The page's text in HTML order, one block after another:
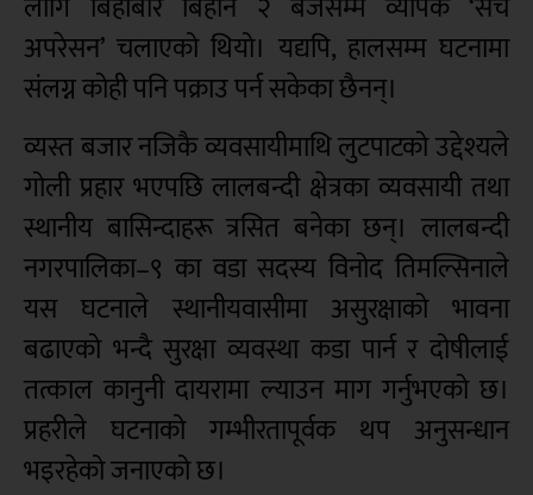
अपरेसन’ चलाएको थियो। यद्यपि, हालसम्म घटनामा
संलग्न कोही पनि पक्राउ पर्न सकेका छैनन्।
व्यस्त बजार नजिकै व्यवसायीमाथि लुटपाटको उद्देश्यले
गोली प्रहार भएपछि लालबन्दी क्षेत्रका व्यवसायी तथा
स्थानीय बासिन्दाहरू त्रसित बनेका छन्। लालबन्दी
नगरपालिका–९ का वडा सदस्य विनोद तिमल्सिनाले
यस घटनाले स्थानीयवासीमा असुरक्षाको भावना
बढाएको भन्दै सुरक्षा व्यवस्था कडा पार्न र दोषीलाई
तत्काल कानुनी दायरामा ल्याउन माग गर्नुभएको छ।
प्रहरीले घटनाको गम्भीरतापूर्वक थप अनुसन्धान
भइरहेको जनाएको छ।